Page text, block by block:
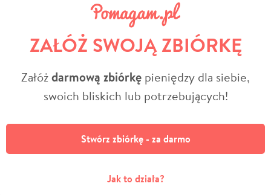
ZAŁÓŻ SWOJĄ ZBIÓRKĘ
Załóżdarmową zbiórkę pieniędzy dla siebie,
swoich bliskich lub potrzebujących!
Stwórz zbiórkę - za darmo
Jak to działa?